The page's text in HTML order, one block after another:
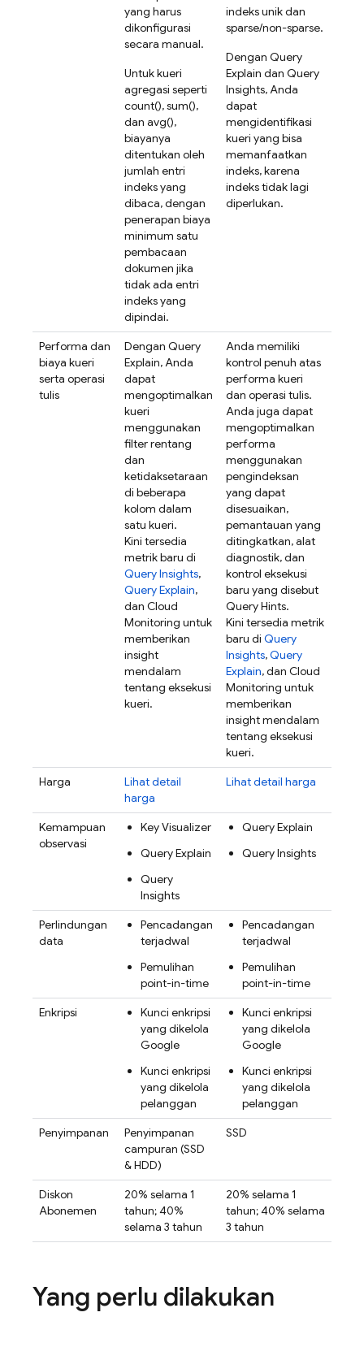
yang harus
dikonfigurasi
secara manual.
Untuk kueri
agregasi seperti
count(), sum(),
dan avg(),
biayanya
ditentukan oleh
jumlah entri
indeks yang
dibaca, dengan
penerapan biaya
minimum satu
pembacaan
dokumen jika
tidak ada entri
indeks yang
dipindai.
indeks unik dan
sparse/non-sparse.
Dengan Query
Explain dan Query
Insights, Anda
dapat
mengidentifikasi
kueri yang bisa
memanfaatkan
indeks, karena
indeks tidak lagi
diperlukan.
Performa dan
biaya kueri
serta operasi
tulis
Dengan Query
Explain, Anda
dapat
mengoptimalkan
kueri
menggunakan
filter rentang
dan
ketidaksetaraan
di beberapa
kolom dalam
satu kueri.
Kini tersedia
metrik baru di
Query Insights,
Query Explain,
dan Cloud
Monitoring untuk
memberikan
insight
mendalam
tentang eksekusi
kueri.
Anda memiliki
kontrol penuh atas
performa kueri
dan operasi tulis.
Anda juga dapat
mengoptimalkan
performa
menggunakan
pengindeksan
yang dapat
disesuaikan,
pemantauan yang
ditingkatkan, alat
diagnostik, dan
kontrol eksekusi
baru yang disebut
Query Hints.
Kini tersedia metrik
baru di Query
Insights,Query
Explain, dan Cloud
Monitoring untuk
memberikan
insight mendalam
tentang eksekusi
kueri.
Harga
Lihat detail
harga
Lihat detail harga
Kemampuan
observasi
Key Visualizer
Query Explain
Query
Insights
Query Explain
Query Insights
Perlindungan
data
Pencadangan
terjadwal
Pemulihan
point-in-time
Pencadangan
terjadwal
Pemulihan
point-in-time
Enkripsi
Kunci enkripsi
yang dikelola
Google
Kunci enkripsi
yang dikelola
pelanggan
Kunci enkripsi
yang dikelola
Google
Kunci enkripsi
yang dikelola
pelanggan
Penyimpanan
Penyimpanan
campuran (SSD
& HDD)
SSD
Diskon
Abonemen
20% selama 1
tahun; 40%
selama 3 tahun
20% selama 1
tahun; 40% selama
3 tahun
Yang perlu dilakukan